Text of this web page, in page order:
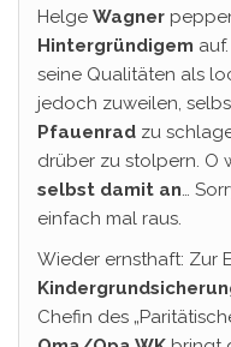
Helge Wagner
Hintergründigem
seine Qualitäten als
jedoch zuweilen,
Pfauenrad zu
drüber zu stolpern. O
selbst damit an…
einfach mal raus.
Wieder ernsthaft: Zur
Chefin des